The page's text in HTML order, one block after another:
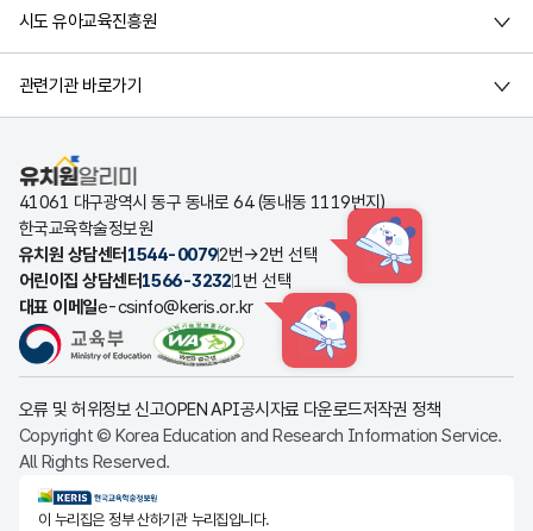
시도 유아교육진흥원
관련기관 바로가기
유치원알리미
41061 대구광역시 동구 동내로 64 (동내동 1119번지)
한국교육학술정보원
유치원 상담센터 1544-00792번→2번 선택 HINT
어린이집 상담센터1566-32321번 선택
대표 이메일e-csinfo@keris.or.kr
HINT
오류 및 허위정보 신고OPEN API공시자료 다운로드저작권 정책
Copyright © Korea Education and Research Information Service.
All Rights Reserved.
KERIS한국교육학술정보원
이 누리집은 정부 산하기관 누리집입니다.